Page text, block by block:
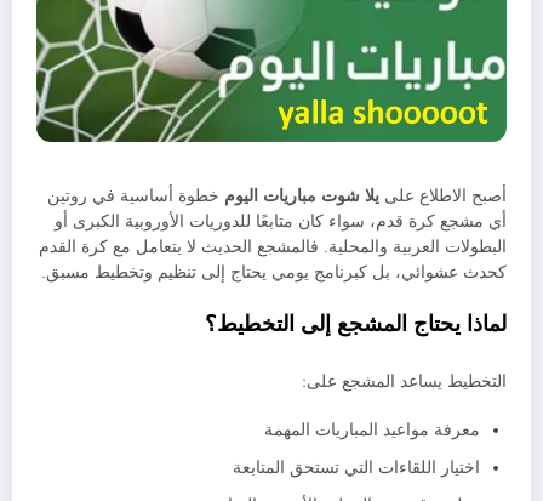
أصبح الاطلاع على يلا شوت مباريات اليوم خطوة أساسية في روتين
أي مشجع كرة قدم، سواء كان متابعًا للدوريات الأوروبية الكبرى أو
البطولات العربية والمحلية. فالمشجع الحديث لا يتعامل مع كرة القدم
كحدث عشوائي، بل كبرنامج يومي يحتاج إلى تنظيم وتخطيط مسبق.
لماذا يحتاج المشجع إلى التخطيط؟
التخطيط يساعد المشجع على:
معرفة مواعيد المباريات المهمة
اختيار اللقاءات التي تستحق المتابعة